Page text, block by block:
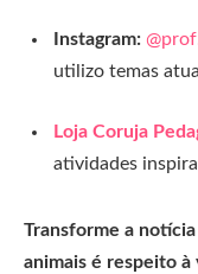
Instagram:
utilizo temas
Loja Coruja
atividades
Transforme a
animais é respeito à